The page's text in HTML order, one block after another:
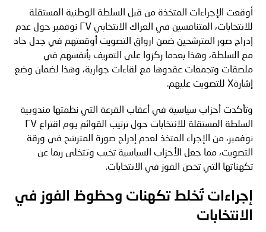
أوقعت الإجراءات المتخذة من قبل السلطة الوطنية المستقلة
للانتخابات، المتنافسين في العراك الانتخابي ٢٧
نوفمبر حول عدم
إدراج صور المترشحين ضمن ارواق التصويت أوقعتهم في جدل حاد
مع السلطة، وهذا بعدما ركزوا على التعريف بأنفسهم في
ملصقات وتجمعات عقدوها مع لقاءات جوارية، وهذا لضمان وضع
إشارةX للتصويت عليهم.
وتأكدت أحزاب سياسية في أعقاب القرعة التي نظمتها مندوبية
السلطة المستقلة للانتخابات حول ترتيب القوائم يوم اقتراع ٢٧
نوفمبر، من الإجراء المتخذ لعدم إدراج صورة المترشح في ورقة
التصويت، مما جعل الأحزاب السياسية تخيب وتتخلى ربما عن
تكهناتها التي تخص الفوز في الانتخابات.
إجراءات تُخلط تكهنات وحظوظ الفوز في
الانتخابات